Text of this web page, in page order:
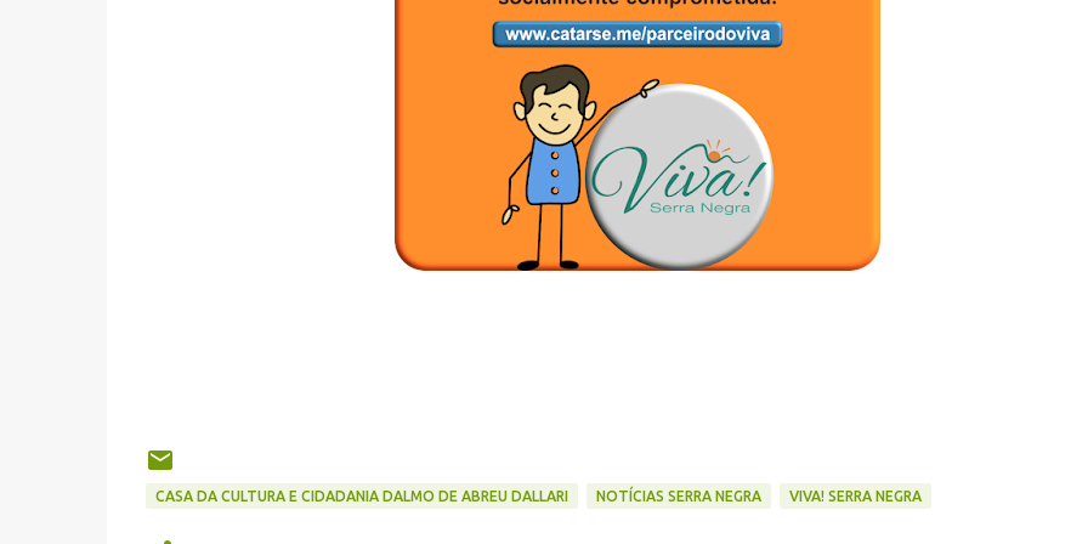
CASA DA CULTURA E CIDADANIA DALMO DE ABREU DALLARI NOTÍCIAS SERRA NEGRA VIVA! SERRA NEGRA